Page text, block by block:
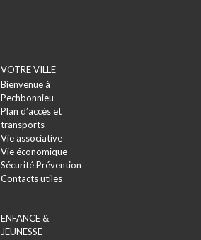
VOTRE VILLE
Bienvenue à
Pechbonnieu
Plan d’accès et
transports
Vie associative
Vie économique
Sécurité Prévention
Contacts utiles
ENFANCE &
JEUNESSE